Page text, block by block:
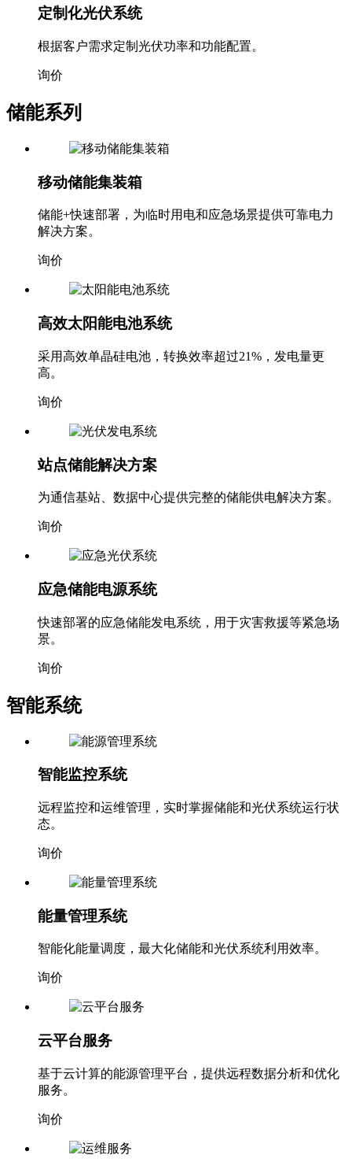
定制化光伏系统
根据客户需求定制光伏功率和功能配置。
询价
储能系列
移动储能集装箱
储能+快速部署，为临时用电和应急场景提供可靠电力
解决方案。
询价
高效太阳能电池系统
采用高效单晶硅电池，转换效率超过21%，发电量更
高。
询价
站点储能解决方案
为通信基站、数据中心提供完整的储能供电解决方案。
询价
应急储能电源系统
快速部署的应急储能发电系统，用于灾害救援等紧急场
景。
询价
智能系统
智能监控系统
远程监控和运维管理，实时掌握储能和光伏系统运行状
态。
询价
能量管理系统
智能化能量调度，最大化储能和光伏系统利用效率。
询价
云平台服务
基于云计算的能源管理平台，提供远程数据分析和优化
服务。
询价